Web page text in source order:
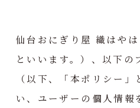
仙台おにぎり屋 織はやは
といいます。）、以下の
（以下、「本ポリシー
い、ユーザーの個人情報